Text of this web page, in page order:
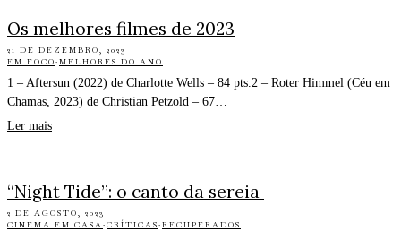
Os melhores filmes de 2023
21 DE DEZEMBRO, 2023
EM FOCO·MELHORES DO ANO
1 – Aftersun (2022) de Charlotte Wells – 84 pts.2 – Roter Himmel (Céu em
Chamas, 2023) de Christian Petzold – 67…
Ler mais
“Night Tide”: o canto da sereia
2 DE AGOSTO, 2023
CINEMA EM CASA·CRÍTICAS·RECUPERADOS